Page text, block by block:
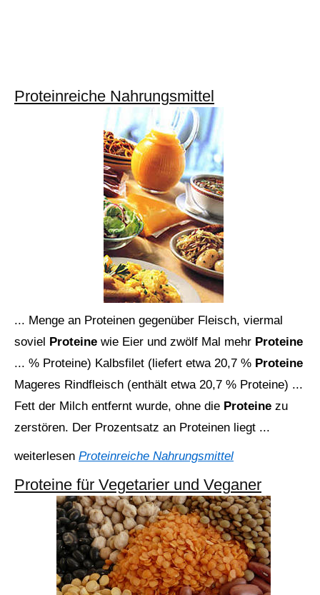
Proteinreiche Nahrungsmittel
... Menge an Proteinen gegenüber Fleisch, viermal
soviel Proteine wie Eier und zwölf Mal mehr Proteine
... % Proteine) Kalbsfilet (liefert etwa 20,7 % Proteine
Mageres Rindfleisch (enthält etwa 20,7 % Proteine) ...
Fett der Milch entfernt wurde, ohne die Proteine zu
zerstören. Der Prozentsatz an Proteinen liegt ...
weiterlesen Proteinreiche Nahrungsmittel
Proteine für Vegetarier und Veganer